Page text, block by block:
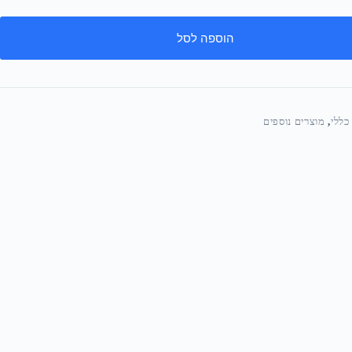
הוספה לסל
כללי, מוצרים נוספים